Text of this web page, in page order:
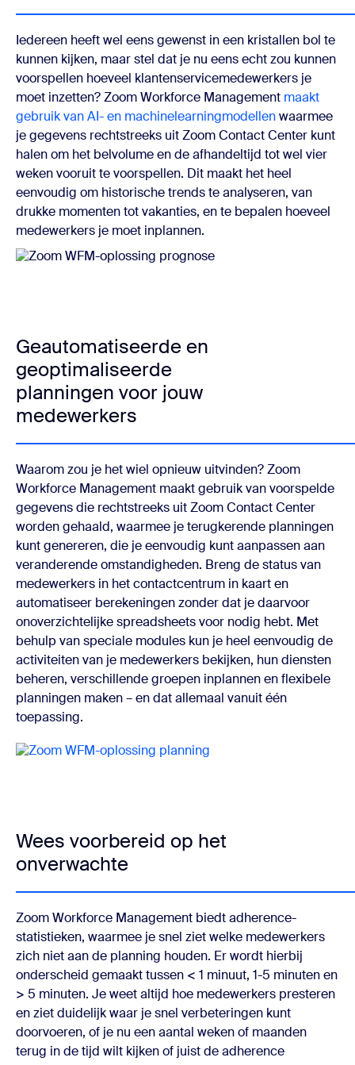
Iedereen heeft wel eens gewenst in een kristallen bol te
kunnen kijken, maar stel dat je nu eens echt zou kunnen
voorspellen hoeveel klantenservicemedewerkers je
moet inzetten? Zoom Workforce Management maakt
gebruik van AI- en machinelearningmodellenwaarmee
je gegevens rechtstreeks uit Zoom Contact Center kunt
halen om het belvolume en de afhandeltijd tot wel vier
weken vooruit te voorspellen. Dit maakt het heel
eenvoudig om historische trends te analyseren, van
drukke momenten tot vakanties, en te bepalen hoeveel
medewerkers je moet inplannen.
Geautomatiseerde en
geoptimaliseerde
planningen voor jouw
medewerkers
Waarom zou je het wiel opnieuw uitvinden? Zoom
Workforce Management maakt gebruik van voorspelde
gegevens die rechtstreeks uit Zoom Contact Center
worden gehaald, waarmee je terugkerende planningen
kunt genereren, die je eenvoudig kunt aanpassen aan
veranderende omstandigheden. Breng de status van
medewerkers in het contactcentrum in kaart en
automatiseer berekeningen zonder dat je daarvoor
onoverzichtelijke spreadsheets voor nodig hebt. Met
behulp van speciale modules kun je heel eenvoudig de
activiteiten van je medewerkers bekijken, hun diensten
beheren, verschillende groepen inplannen en flexibele
planningen maken – en dat allemaal vanuit één
toepassing.
Wees voorbereid op het
onverwachte
Zoom Workforce Management biedt adherence-
statistieken, waarmee je snel ziet welke medewerkers
zich niet aan de planning houden. Er wordt hierbij
onderscheid gemaakt tussen < 1 minuut, 1-5 minuten en
> 5 minuten. Je weet altijd hoe medewerkers presteren
en ziet duidelijk waar je snel verbeteringen kunt
doorvoeren, of je nu een aantal weken of maanden
terug in de tijd wilt kijken of juist de adherence